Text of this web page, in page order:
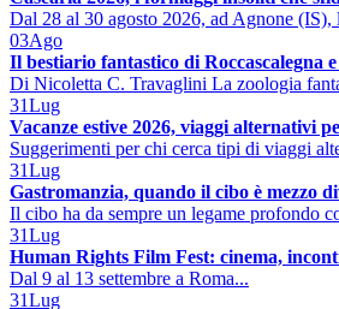
Dal 28 al 30 agosto 2026, ad Agnone
03Ago
Il bestiario fantastico di Roccascalegna
Di Nicoletta C. Travaglini La zoologia
31Lug
Vacanze estive 2026, viaggi alternativi
Suggerimenti per chi cerca tipi di viaggi
31Lug
Gastromanzia, quando il cibo è mezzo
Il cibo ha da sempre un legame profondo
31Lug
Human Rights Film Fest: cinema,
Dal 9 al 13 settembre a Roma...
31Lug